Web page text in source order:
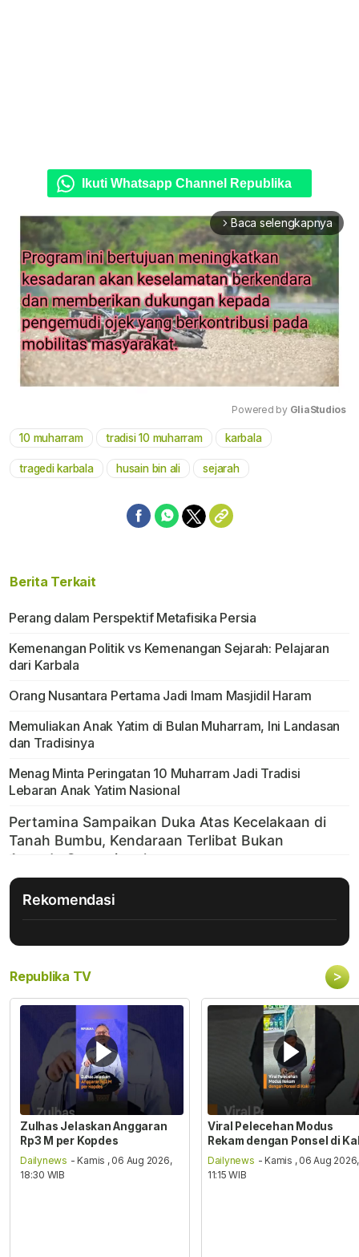
Ikuti Whatsapp Channel Republika
arrow_forward_ios Baca selengkapnya
Powered by GliaStudios
10 muharram tradisi 10 muharram karbala
tragedi karbala husain bin ali sejarah
Berita Terkait
Perang dalam Perspektif Metafisika Persia
Kemenangan Politik vs Kemenangan Sejarah: Pelajaran
dari Karbala
Orang Nusantara Pertama Jadi Imam Masjidil Haram
Memuliakan Anak Yatim di Bulan Muharram, Ini Landasan
dan Tradisinya
Menag Minta Peringatan 10 Muharram Jadi Tradisi
Lebaran Anak Yatim Nasional
Rekomendasi
Republika TV >
Zulhas Jelaskan Anggaran
Rp3 M per Kopdes
Dailynews - Kamis , 06 Aug 2026,
18:30 WIB
Viral Pelecehan Modus
Rekam dengan Ponsel di
Dailynews - Kamis , 06 Aug 2026,
11:15 WIB